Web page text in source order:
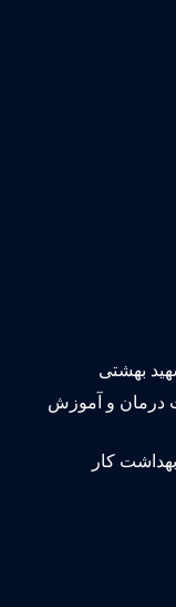
بهشتی
و آموزش
کار